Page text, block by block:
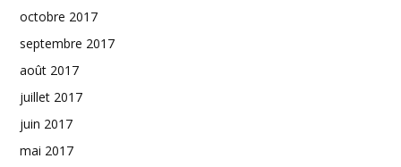
octobre 2017
septembre 2017
août 2017
juillet 2017
juin 2017
mai 2017